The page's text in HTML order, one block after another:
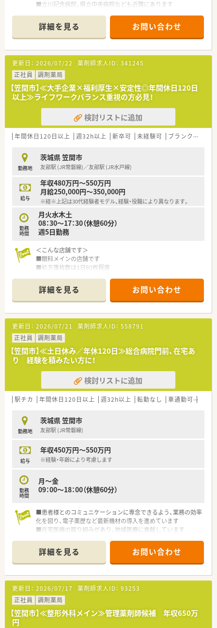
■立川記念病院、県立中央病院なども近隣にあります
≪こんな会社です≫
■すでに薬局で勤務経験のある方や、製薬会社などで活躍されて
いたものの｢調剤｣業務の経験の無い方なども受け入れていま
す。
■調剤経験の無い方については、新規卒業者と同じような考え方
で3ヶ月間の研修を受けて頂くことで、自信を持って頂けるよう
に致します。
■また経験のある方でも1ヶ月間は責任を持って頂くことをせず
に、地域の医療施設との関係などについて十分な研修を受けて頂
きます。その後は、スキルアップ研修を定期的に受けて頂いて、
個人のレベルアップを図れるようにします。
詳細を見る お問い合わせ
更新日： 2026/07/22 薬剤師求人ID： 341245
正社員
調剤薬局
【笠間市】≪大手企業×福利厚生×安定性◎年間休日120日
以上≫ライフワークバランス重視の方必見！
検討リストに追加
年間休日120日以上 週32h以上 新卒可 未経験可 ブランク可
勤務地
茨城県 笠間市
友部駅 (JR常磐線)／友部駅 (JR水戸線)
給与
年収480万円～550万円
月給250,000円～350,000円
※経※上記は30代経験者モデル、経験・役職により異なります。
勤務
時間
月火水木土
08：30～17：30（休憩60分）
週5日勤務
＜こんな店舗です＞
■眼科メインの店舗です
■処方箋枚数は1日80枚程度
■金日祝の固定休店舗です
■近隣に他店舗もございます
＜こんな会社です＞
■東証プライム上場、全国に340店舗以上展開している大手チェ
ーン薬局です。
■大学病院門前･ドラッグストア併設店･コンビニ併設店など、
様々な形態の薬局を全国に展開しております。
■年間休日120日以上!福利厚生も充実しているので、安心して
働けます。
■ほぼ全店で「座り投薬」のためでしっかりと患者様に向き合っ
て服薬指導ができます。
■定期的な勉強会や外部研修にも積極的に参加のためスキルア
ップ可能です。
2年に1度、社員によって企画・運営される学術大会も実施してい
■新入社員研修や中堅社員研修、管理者研修など、階層別での研
修プログラムのほか、薬局内での勉強会、学術大会への参加など
≪成長できる環境≫
■在宅の実施率は90%！
し医療機関との連携を深めてます。薬剤師一人あたりの処方箋
処理枚数が少なく、バランス良く業務をこなす事が可能です。
■「機能性のあるアロマ」や「医療用サプリメント」を活用した予
■より高度な知識を学びたい方という方には、大学病院の敷地内
へも薬局を出店しており、病院と連携し病院研修を実施しており
「外来がん治療認定薬剤師」をはじめとする資格・専門性を身に
■キャリアアップについても個人の志向に合わせて、マネジメン
トとスペシャリスト（専門性を極める）2つコースが用意されてい
ます。
≪手厚い福利厚生≫
詳細を見る お問い合わせ
更新日： 2026/07/21 薬剤師求人ID： 558791
正社員
調剤薬局
【笠間市】≪土日休み／年休120日≫総合病院門前、在宅あ
り 経験を積みたい方に！
検討リストに追加
駅チカ 年間休日120日以上 週32h以上 転勤なし 車通勤可
勤務地
茨城県 笠間市
友部駅 (JR常磐線)
給与
年収450万円～550万円
※経験・年齢により考慮します
勤務
時間
月～金
09：00～18：00（休憩60分）
■患者様とのコミュニケーションに専念できるよう、業務の効率
化を図り、電子薬歴など最新機材の導入を進めています
■在宅医療の取り組みがあり、地域医療に貢献しています
しっかり身につけていける体制が整っています。
詳細を見る お問い合わせ
更新日： 2026/07/17 薬剤師求人ID： 93253
正社員
調剤薬局
【笠間市】≪整形外科メイン≫管理薬剤師候補 年収650万
円